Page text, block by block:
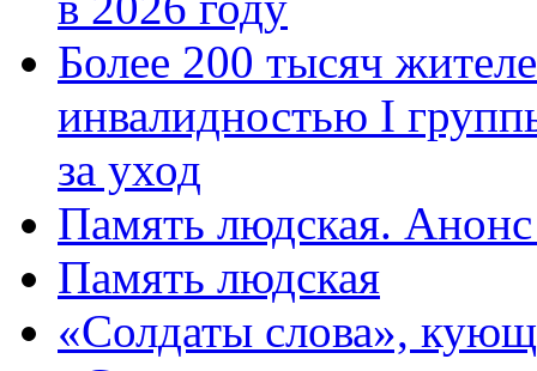
Более 200 тысяч
инвалидностью I
за уход
Память людская.
Память людская
«Солдаты слова»,